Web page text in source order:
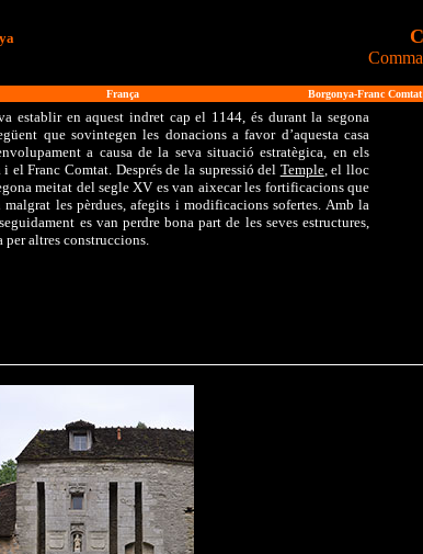
França Borgonya-Franc Comtat
establir en aquest indret cap el 1144, és durant la segona
que sovintegen les donacions a favor d’aquesta casa
a causa de la seva situació estratègica, en els
Franc Comtat. Després de la supressió del Temple, el lloc
meitat del segle XV es van aixecar les fortificacions que
malgrat les pèrdues, afegits i modificacions sofertes. Amb la
es van perdre bona part de les seves estructures,
per altres construccions.